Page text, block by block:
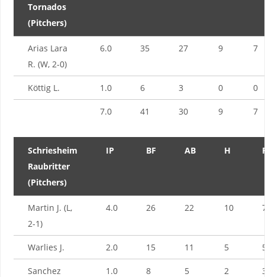
Tornados
(Pitchers)
Arias Lara
R. (W, 2-0)
6.0 35 27 9 7
Köttig L. 1.0 6 3 0 0
7.0 41 30 9 7
Schriesheim
Raubritter
(Pitchers)
IP BF AB H
Martin J. (L,
2-1)
4.0 26 22 10
Warlies J. 2.0 15 11 5
Sanchez
1.0 8 5 2